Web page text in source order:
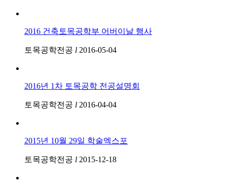
2016 건축토목공학부 어버이날 행사
토목공학전공 l 2016-05-04
2016년 1차 토목공학 전공설명회
토목공학전공 l 2016-04-04
2015년 10월 29일 학술엑스포
토목공학전공 l 2015-12-18